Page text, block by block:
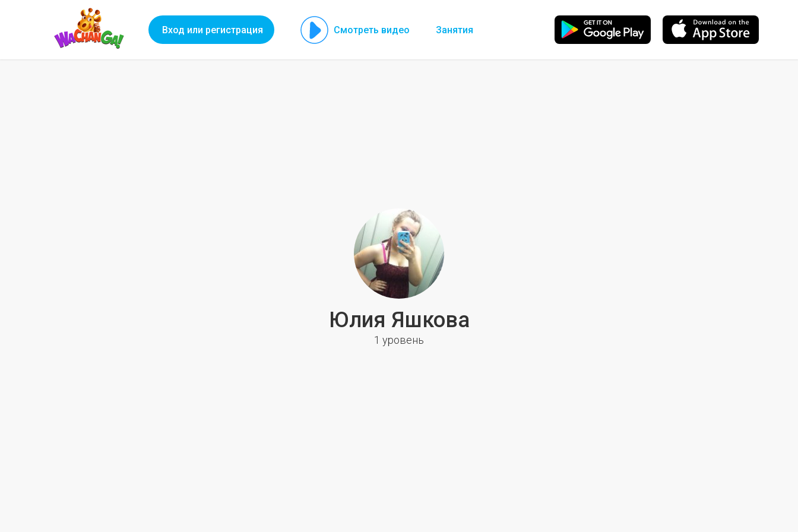
Вход или регистрация Смотреть видео Занятия
Юлия Яшкова
1 уровень